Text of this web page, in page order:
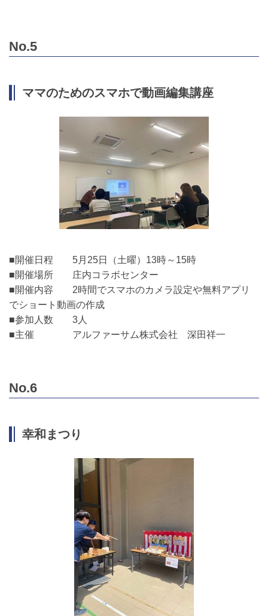
No.5
ママのためのスマホで動画編集講座
■開催日程 5月25日（土曜）13時～15時
■開催場所 庄内コラボセンター
■開催内容 2時間でスマホのカメラ設定や無料アプリ
でショート動画の作成
■参加人数 3人
■主催 アルファーサム株式会社 深田祥一
No.6
幸和まつり